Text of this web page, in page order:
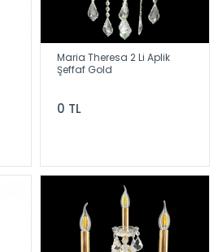
Maria Theresa 2 Li Aplik
Şeffaf Gold
0 TL